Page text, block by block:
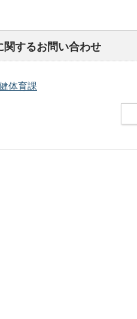
関するお問い合わせ
体育課